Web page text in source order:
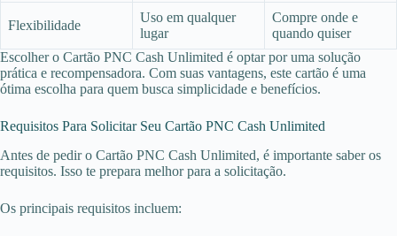
Flexibilidade
Uso em qualquer
lugar
Compre onde e
quando quiser
Escolher o Cartão PNC Cash Unlimited é optar por uma solução
prática e recompensadora. Com suas vantagens, este cartão é uma
ótima escolha para quem busca simplicidade e benefícios.
Requisitos Para Solicitar Seu Cartão PNC Cash Unlimited
Antes de pedir o Cartão PNC Cash Unlimited, é importante saber os
requisitos. Isso te prepara melhor para a solicitação.
Os principais requisitos incluem: